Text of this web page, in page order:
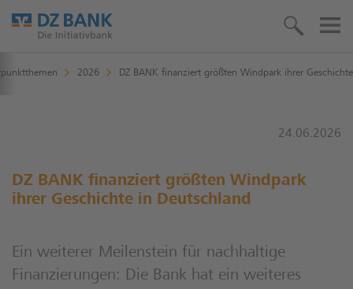
2026 DZ BANK finanziert größten Windpark ihrer Geschichte
24.06.2026
DZ BANK finanziert größten Windpark
ihrer Geschichte in Deutschland
Ein weiterer Meilenstein für nachhaltige
Finanzierungen: Die Bank hat ein weiteres